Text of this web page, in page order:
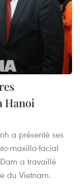
Hanoi
a présenté ses
maxillo-facial
a travaillé
du Vietnam.